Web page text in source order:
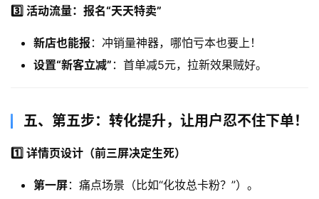
3️⃣ 活动流量：报名“天天特卖”​
新店也能报 ：冲销量神器，哪怕亏本也要上！
设置“新客立减”​ ：首单减5元，拉新效果贼好。
​五、第五步：转化提升，让用户忍不住下单！​
1️⃣ 详情页设计（前三屏决定生死）​
第一屏：痛点场景（比如“化妆总卡粉？”）。